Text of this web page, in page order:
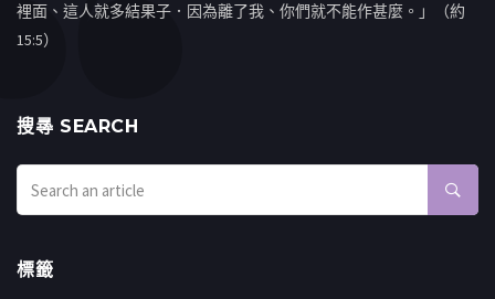
裡面、這人就多結果子．因為離了我、你們就不能作甚麼。」（約
15:5）
搜㝷 SEARCH
標籤